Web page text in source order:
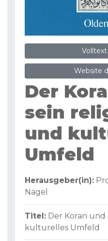
Website
Der
sein
und
Umfeld
Herausgeber(in):
Nagel
Titel: Der Koran und
kulturelles Umfeld